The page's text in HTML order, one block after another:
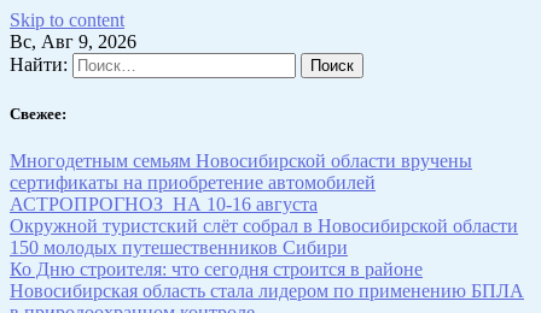
Skip to content
Вс, Авг 9, 2026
Найти:
Свежее:
Многодетным семьям Новосибирской области вручены
сертификаты на приобретение автомобилей
АСТРОПРОГНОЗ НА 10-16 августа
Окружной туристский слёт собрал в Новосибирской области
150 молодых путешественников Сибири
Ко Дню строителя: что сегодня строится в районе
Новосибирская область стала лидером по применению БПЛА